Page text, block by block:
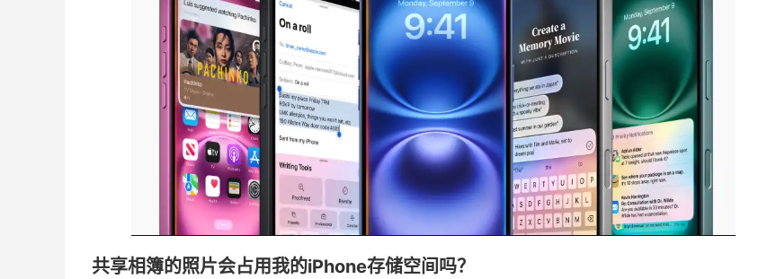
共享相簿的照片会占用我的iPhone存储空间吗？